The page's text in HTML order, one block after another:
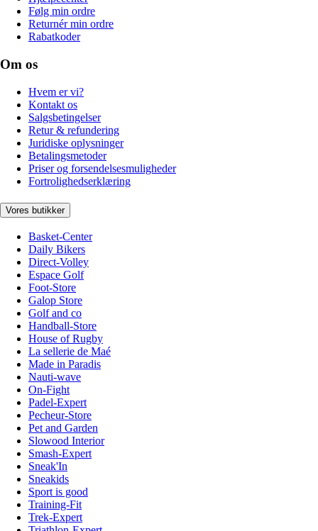
Følg min ordre
Returnér min ordre
Rabatkoder
Om os
Hvem er vi?
Kontakt os
Salgsbetingelser
Retur & refundering
Juridiske oplysninger
Betalingsmetoder
Priser og forsendelsesmuligheder
Fortrolighedserklæring
Vores butikker
Basket-Center
Daily Bikers
Direct-Volley
Espace Golf
Foot-Store
Galop Store
Golf and co
Handball-Store
House of Rugby
La sellerie de Maé
Made in Paradis
Nauti-wave
On-Fight
Padel-Expert
Pecheur-Store
Pet and Garden
Slowood Interior
Smash-Expert
Sneak'In
Sneakids
Sport is good
Training-Fit
Trek-Expert